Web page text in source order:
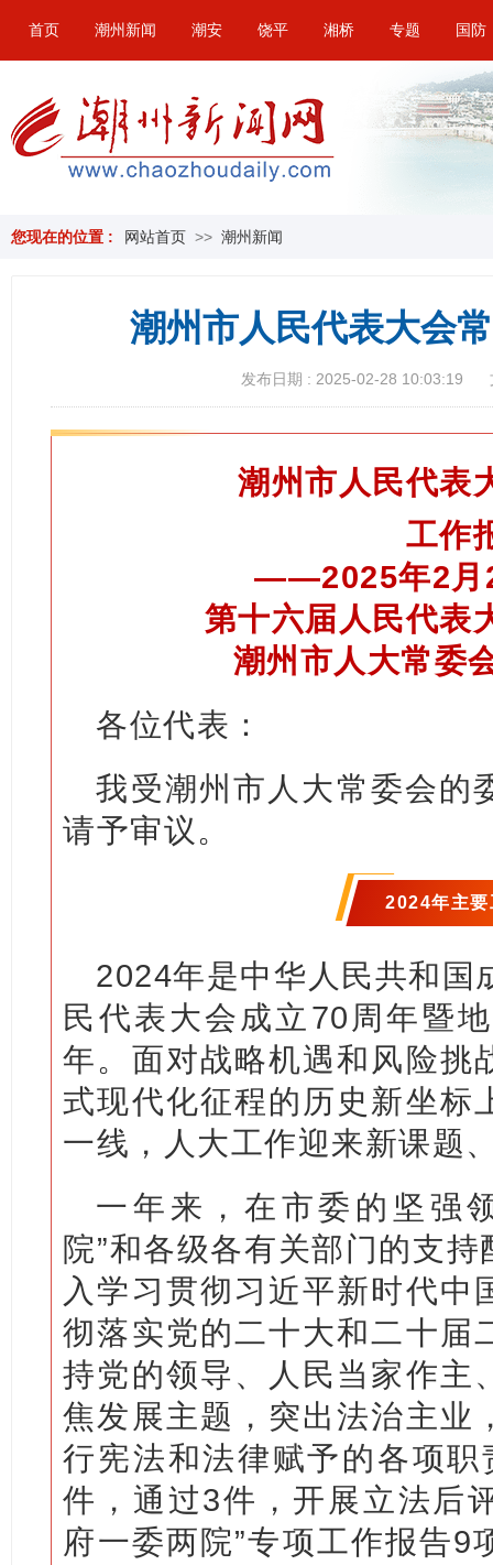
首页 潮州新闻 潮安 饶平 湘桥 专题 国防
您现在的位置 : 网站首页 >> 潮州新闻
潮州市人民代表大会
发布日期 : 2025-02-28 10:03:19
潮州市人民代表
工作
——2025年2月
第十六届人民代表
潮州市人大常委
各位代表：
我受潮州市人大常委会的
请予审议。
2024年主要
2024年是中华人民共和国
民代表大会成立70周年暨
年。面对战略机遇和风险挑
式现代化征程的历史新坐标
一线，人大工作迎来新课题
一年来，在市委的坚强
院”和各级各有关部门的支
入学习贯彻习近平新时代中
彻落实党的二十大和二十届
持党的领导、人民当家作主
焦发展主题，突出法治主业
行宪法和法律赋予的各项
件，通过3件，开展立法后
府一委两院”专项工作报告9